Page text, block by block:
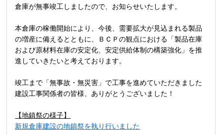
倉庫が無事竣工しましたので、お知らせいたします。
本倉庫の稼働開始により、今後、需要拡大が見込まれる製品
の増産に備えるとともに、ＢＣＰの観点における「製品在庫
および原材料在庫の安定化、安定供給体制の構築強化」を推
進していきたいと考えております。
竣工まで「無事故・無災害」で工事を進めていただきました
建設工事関係者の皆様、ありがとうございました！
【地鎮祭の様子】
新規倉庫建設の地鎮祭を執り行いました